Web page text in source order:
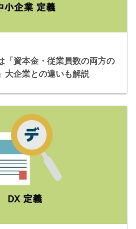
「資本金・従業員数の両方の
大企業との違いも解説